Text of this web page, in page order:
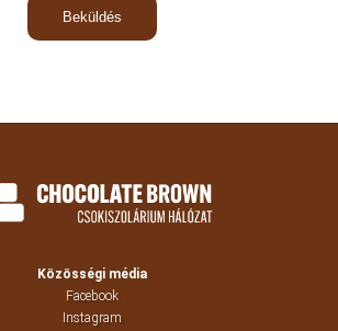
Közösségi média
Facebook
Instagram